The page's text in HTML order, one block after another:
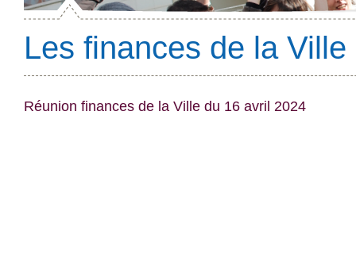
Les finances de la Ville
Réunion finances de la Ville du 16 avril 2024